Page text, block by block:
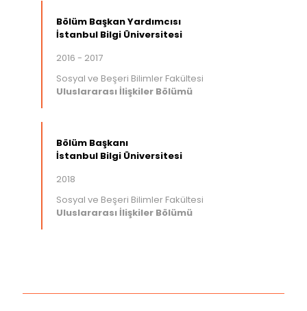
Bölüm Başkan Yardımcısı
İstanbul Bilgi Üniversitesi
2016 - 2017
Sosyal ve Beşeri Bilimler Fakültesi
Uluslararası İlişkiler Bölümü
Bölüm Başkanı
İstanbul Bilgi Üniversitesi
2018
Sosyal ve Beşeri Bilimler Fakültesi
Uluslararası İlişkiler Bölümü